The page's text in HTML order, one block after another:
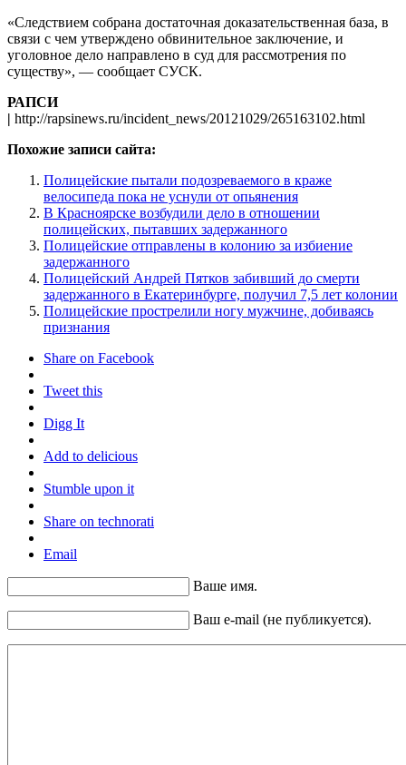
«Следствием собрана достаточная доказательственная база, в
связи с чем утверждено обвинительное заключение, и
уголовное дело направлено в суд для рассмотрения по
существу», — сообщает СУСК.
РАПСИ
| http://rapsinews.ru/incident_news/20121029/265163102.html
Похожие записи сайта:
Полицейские пытали подозреваемого в краже
велосипеда пока не уснули от опьянения
В Красноярске возбудили дело в отношении
полицейских, пытавших задержанного
Полицейские отправлены в колонию за избиение
задержанного
Полицейский Андрей Пятков забивший до смерти
задержанного в Екатеринбурге, получил 7,5 лет колонии
Полицейские прострелили ногу мужчине, добиваясь
признания
Share on Facebook
Tweet this
Digg It
Add to delicious
Stumble upon it
Share on technorati
Email
Ваше имя.
Ваш e-mail (не публикуется).